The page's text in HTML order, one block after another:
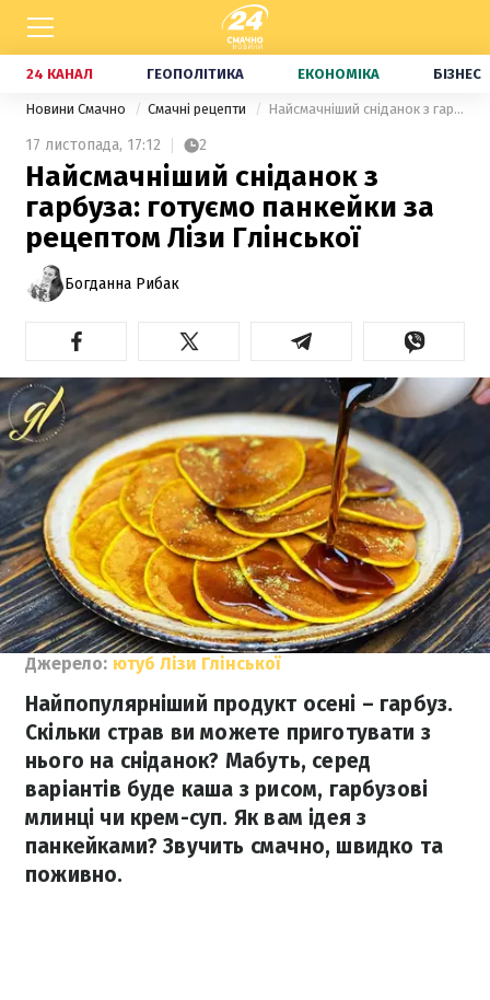
24 КАНАЛ ГЕОПОЛІТИКА ЕКОНОМІКА БІЗНЕС
Новини Смачно Смачні рецепти Найсмачніший сніданок з гарбуза: готуємо панкейки за рецептом Лізи Глінської
17 листопада, 17:12 2
Найсмачніший сніданок з
гарбуза: готуємо панкейки за
рецептом Лізи Глінської
Богданна Рибак
Джерело: ютуб Лізи Глінської
Найпопулярніший продукт осені – гарбуз.
Скільки страв ви можете приготувати з
нього на сніданок? Мабуть, серед
варіантів буде каша з рисом, гарбузові
млинці чи крем-суп. Як вам ідея з
панкейками? Звучить смачно, швидко та
поживно.